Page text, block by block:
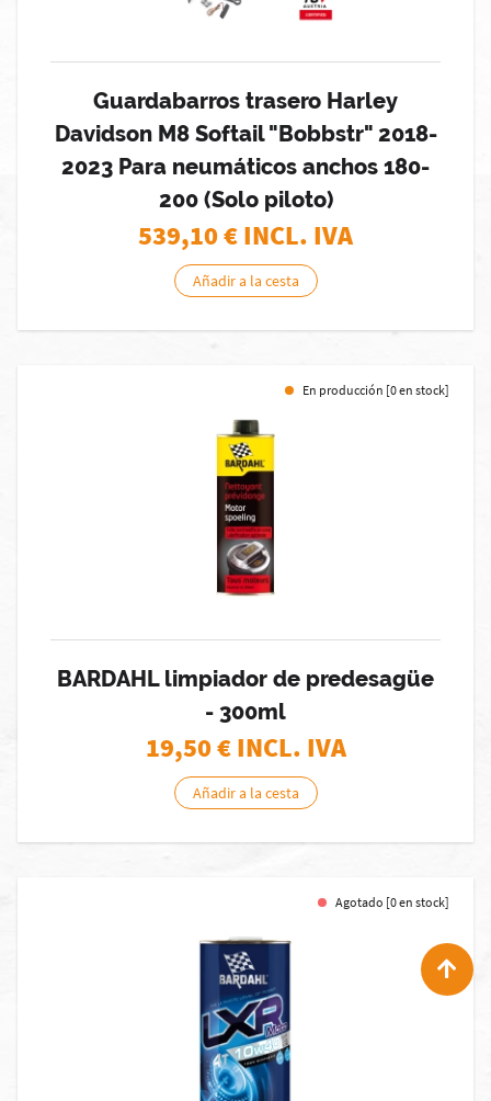
Guardabarros trasero Harley
Davidson M8 Softail "Bobbstr" 2018-
2023 Para neumáticos anchos 180-
200 (Solo piloto)
539,10€ INCL. IVA
Añadir a la cesta
En producción [0 en stock]
BARDAHL limpiador de predesagüe
- 300ml
19,50€ INCL. IVA
Añadir a la cesta
Agotado [0 en stock]